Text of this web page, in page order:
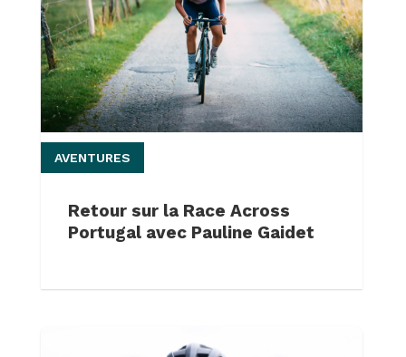
Retour sur la Race Across
Portugal avec Pauline Gaidet
AVENTURES